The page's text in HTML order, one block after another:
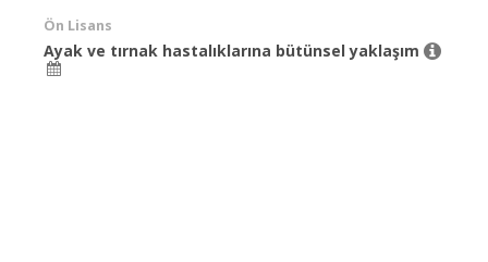
Ön Lisans
Ayak ve tırnak hastalıklarına bütünsel yaklaşım